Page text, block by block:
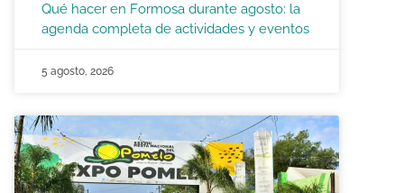
Qué hacer en Formosa durante agosto: la
agenda completa de actividades y eventos
5 agosto, 2026